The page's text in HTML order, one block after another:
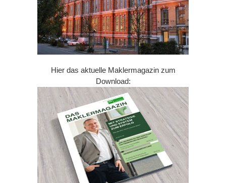
Hier das aktuelle Maklermagazin zum
Download: